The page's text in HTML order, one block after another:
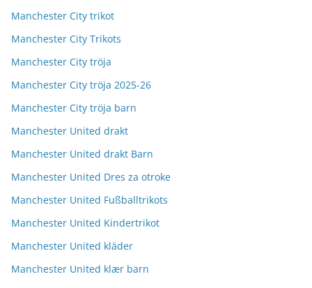
Manchester City trikot
Manchester City Trikots
Manchester City tröja
Manchester City tröja 2025-26
Manchester City tröja barn
Manchester United drakt
Manchester United drakt Barn
Manchester United Dres za otroke
Manchester United Fußballtrikots
Manchester United Kindertrikot
Manchester United kläder
Manchester United klær barn